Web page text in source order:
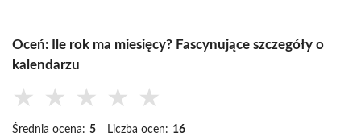
Oceń: Ile rok ma miesięcy? Fascynujące szczegóły o
kalendarzu
★ ★ ★ ★ ★
Średnia ocena: 5 Liczba ocen: 16